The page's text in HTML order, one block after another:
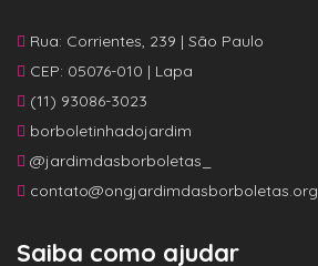
Rua: Corrientes, 239 | São Paulo
CEP: 05076-010 | Lapa
(11) 93086-3023
borboletinhadojardim
@jardimdasborboletas_
contato@ongjardimdasborboletas.org
Saiba como ajudar